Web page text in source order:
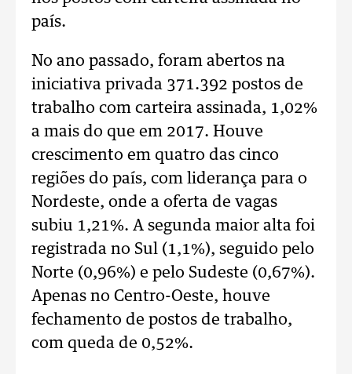
país.
No ano passado, foram abertos na
iniciativa privada 371.392 postos de
trabalho com carteira assinada, 1,02%
a mais do que em 2017. Houve
crescimento em quatro das cinco
regiões do país, com liderança para o
Nordeste, onde a oferta de vagas
subiu 1,21%. A segunda maior alta foi
registrada no Sul (1,1%), seguido pelo
Norte (0,96%) e pelo Sudeste (0,67%).
Apenas no Centro-Oeste, houve
fechamento de postos de trabalho,
com queda de 0,52%.